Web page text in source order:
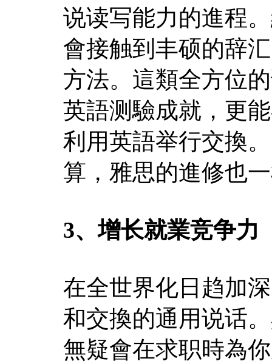
说读写能力的進程
會接触到丰硕的辞
方法。這類全方位
英語测驗成就，更
利用英語举行交換
算，雅思的進修也
3、增长就業竞争力
在全世界化日趋加
和交換的通用说话
無疑會在求职時為